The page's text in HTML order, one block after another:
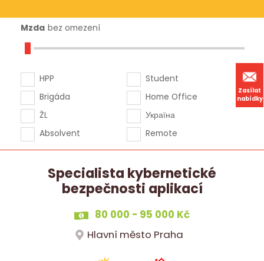
Zasílat
nabídky
Mzda bez omezení
HPP
Brigáda
ŽL
Absolvent
Student
Home Office
Україна
Remote
Specialista kybernetické
bezpečnosti aplikací
80 000 - 95 000 Kč
Hlavní město Praha